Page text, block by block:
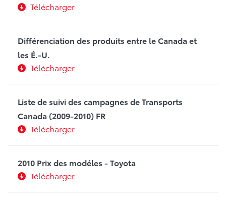
Télécharger
Différenciation des produits entre le Canada et
les É.-U.
Télécharger
Liste de suivi des campagnes de Transports
Canada (2009-2010) FR
Télécharger
2010 Prix des modéles - Toyota
Télécharger